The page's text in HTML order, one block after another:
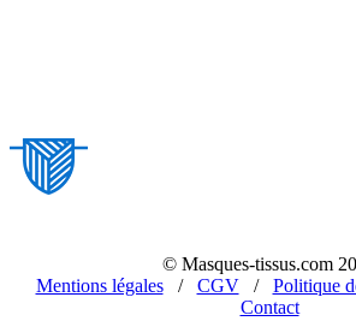
© Masques-tissus.com
Mentions légales/ CGV/ Politique
Contact